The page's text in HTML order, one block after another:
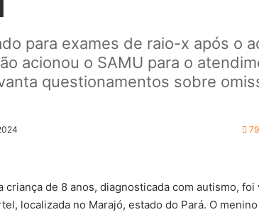
para exames de raio-x após o
acionou o SAMU para o
questionamentos sobre
criança de 8 anos, diagnosticada com autismo, foi
localizada no Marajó, estado do Pará. O